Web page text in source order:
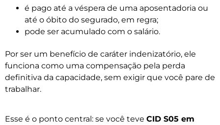
é pago até a véspera de uma aposentadoria ou
até o óbito do segurado, em regra;
pode ser acumulado com o salário.
Por ser um benefício de caráter indenizatório, ele
funciona como uma compensação pela perda
definitiva da capacidade, sem exigir que você pare de
trabalhar.
Esse é o ponto central: se você teve CID S05 em